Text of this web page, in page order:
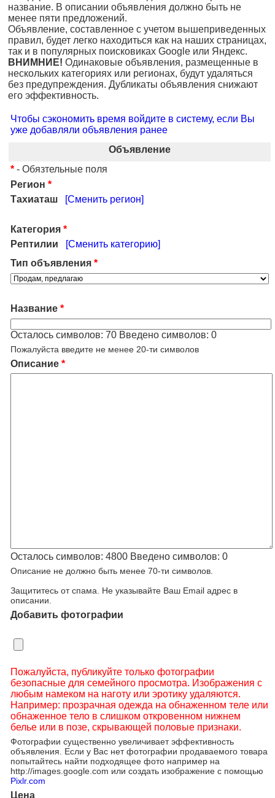
название. В описании объявления должно быть не
менее пяти предложений.
Объявление, составленное с учетом вышеприведенных
правил, будет легко находиться как на наших страницах,
так и в популярных поисковиках Google или Яндекс.
ВНИМНИЕ! Одинаковые объявления, размещенные в
нескольких категориях или регионах, будут удаляться
без предупреждения. Дубликаты объявления снижают
его эффективность.
Чтобы сэкономить время войдите в систему, если Вы
уже добавляли объявления ранее
Объявление
* - Обязтельные поля
Регион *
Тахиаташ
[Сменить регион]
Категория *
Рептилии
[Сменить категорию]
Тип объявления *
Название *
Осталось символов: 70 Введено символов: 0
Пожалуйста введите не менее 20-ти символов
Описание *
Осталось символов: 4800 Введено символов: 0
Описание не должно быть менее 70-ти символов.
Защититесь от спама. Не указывайте Ваш Email адрес в
описании.
Добавить фотографии
Пожалуйста, публикуйте только фотографии
безопасные для семейного просмотра. Изображения с
любым намеком на наготу или эротику удаляются.
Например: прозрачная одежда на обнаженном теле или
обнаженное тело в слишком откровенном нижнем
белье или в позе, скрывающей половые признаки.
Фотографии существенно увеличивает эффективность
объявления. Если у Вас нет фотографии продаваемого товара
попытайтесь найти подходящее фото например на
http://images.google.com или создать изображение с помощью
Pixlr.com
Цена